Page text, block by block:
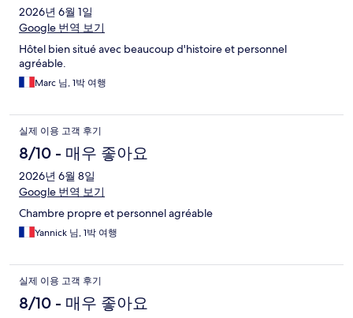
2026년 6월 1일
Google 번역 보기
Hôtel bien situé avec beaucoup d'histoire et personnel
agréable.
Marc 님, 1박 여행
실제 이용 고객 후기
8/10 - 매우 좋아요
2026년 6월 8일
Google 번역 보기
Chambre propre et personnel agréable
Yannick 님, 1박 여행
실제 이용 고객 후기
8/10 - 매우 좋아요